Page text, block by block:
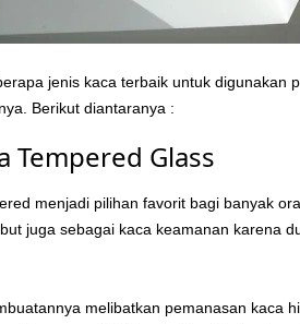
jenis kaca terbaik untuk digunakan
Berikut diantaranya :
Tempered Glass
menjadi pilihan favorit bagi banyak
juga sebagai kaca keamanan karena
melibatkan pemanasan kaca